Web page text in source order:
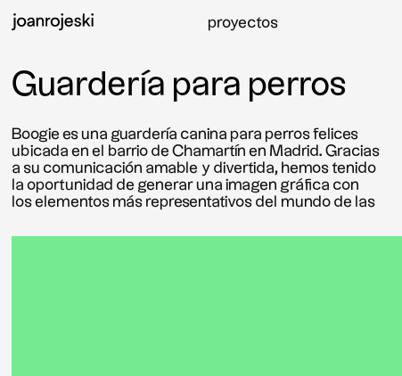
proyectos
Guardería para perros
Boogie es una guardería canina para perros felices
ubicada en el barrio de Chamartín en Madrid. Gracias
a su comunicación amable y divertida, hemos tenido
la oportunidad de generar una imagen gráfica con
los elementos más representativos del mundo de las